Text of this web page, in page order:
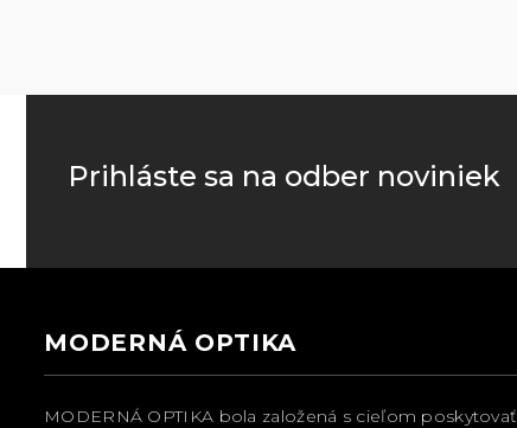
Prihláste sa na odber noviniek
MODERNÁ OPTIKA
MODERNÁ OPTIKA bola založená s cieľom poskytovať